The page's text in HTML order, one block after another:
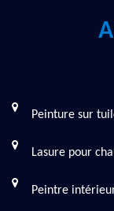
Peinture sur
Lasure pour
Peintre